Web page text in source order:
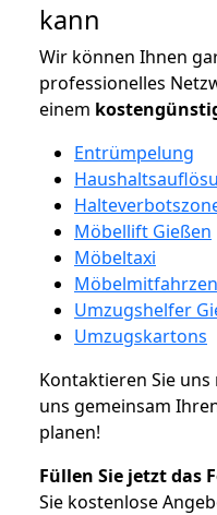
kann
Wir können Ihnen
professionelles
einem
Entrümpelung
Möbellift Gießen
Möbeltaxi
Umzugshelfer
Umzugskartons
Kontaktieren Sie
uns gemeinsam
planen!
Füllen Sie jetzt das
Sie kostenlose